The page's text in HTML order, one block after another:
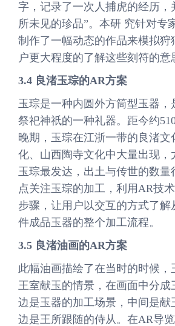
字，记录了一次人捕虎的经历，
所未见的珍品”。本研 究针对专
制作了一幅动态的作品来模拟狩
户更大程度的了解这些刻符的意
3.4 良渚玉琮的AR方案
玉琮是一种内圆外方筒型玉器，
祭祀神祇的一种礼器。距今约
晚期，玉琮在江浙一带的良渚文
化、山西陶寺文化中大量出现，
玉琮最发达，出土与传世的数量
点关注玉琮的加工，利用AR技
步骤，让用户以交互的方式了解
件成品玉器的整个加工流程。
3.5 良渚油画的AR方案
此幅油画描绘了在当时的时候，
王室献玉的情景，在画面中分成
边是玉器的加工场景，中间是献
边是王所跟随的侍从。在AR导